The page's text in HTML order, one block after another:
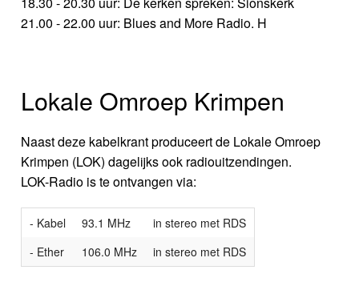
21.00 - 22.00 uur: Blues and More Radio. H
Lokale Omroep Krimpen
Naast deze kabelkrant produceert de Lokale Omroep
Krimpen (LOK) dagelijks ook radiouitzendingen.
LOK-Radio is te ontvangen via:
- Kabel 93.1 MHz
in stereo met RDS
- Ether
106.0 MHz in stereo met RDS